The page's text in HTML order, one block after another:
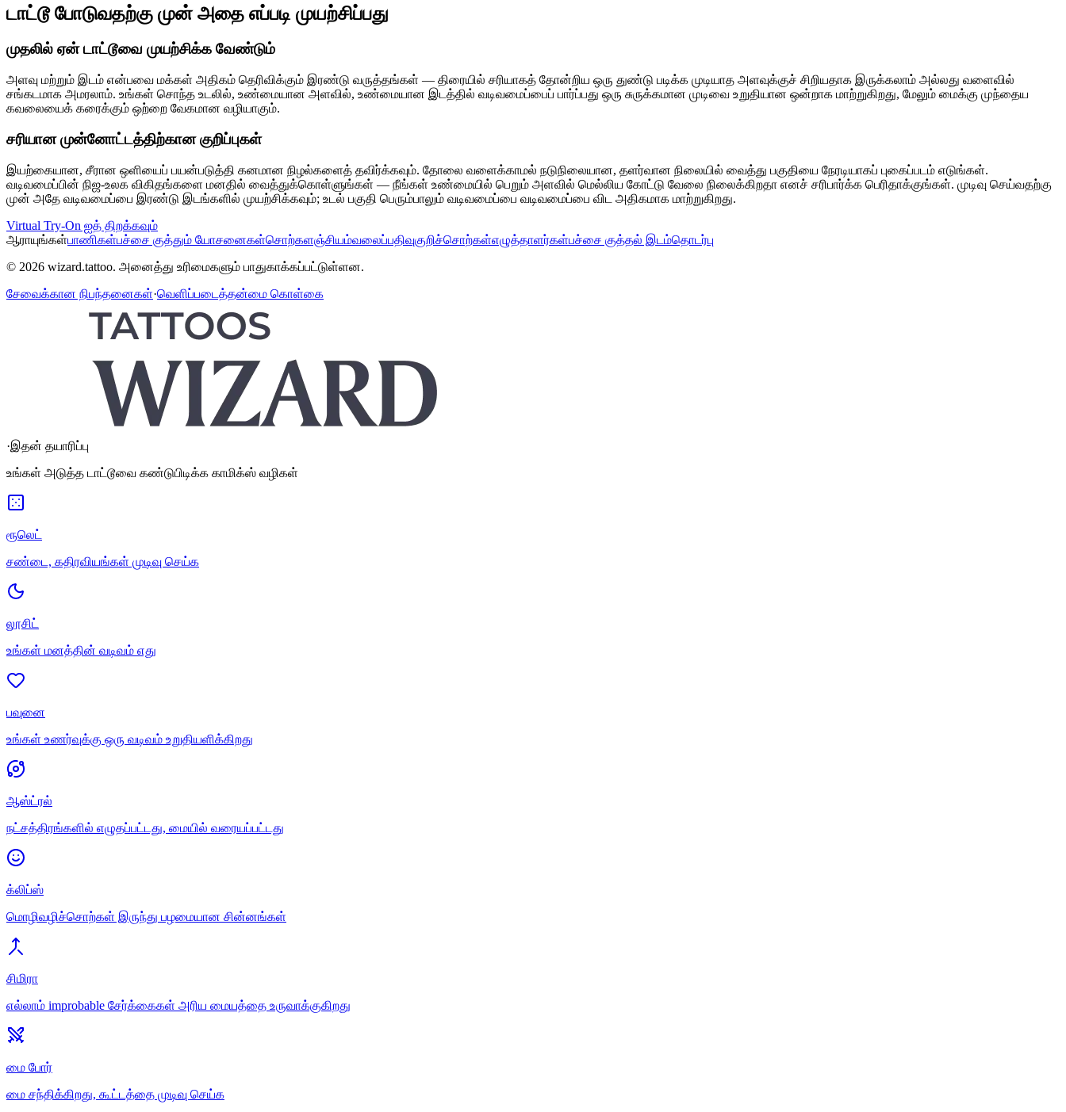
டாட்டூ போடுவதற்கு முன் அதை எப்படி முயற்சிப்பது
முதலில் ஏன் டாட்டூவை முயற்சிக்க வேண்டும்
அளவு மற்றும் இடம் என்பவை மக்கள் அதிகம் தெரிவிக்கும் இரண்டு வருத்தங்கள் — திரையில் சரியாகத் தோன்றிய ஒரு துண்டு படிக்க முடியாத அளவுக்குச் சிறியதாக இருக்கலாம் அல்லது வளைவில்
சங்கடமாக அமரலாம். உங்கள் சொந்த உடலில், உண்மையான அளவில், உண்மையான இடத்தில் வடிவமைப்பைப் பார்ப்பது ஒரு சுருக்கமான முடிவை உறுதியான ஒன்றாக மாற்றுகிறது, மேலும் மைக்கு முந்தைய
கவலையைக் கரைக்கும் ஒற்றை வேகமான வழியாகும்.
சரியான முன்னோட்டத்திற்கான குறிப்புகள்
இயற்கையான, சீரான ஒளியைப் பயன்படுத்தி கனமான நிழல்களைத் தவிர்க்கவும். தோலை வளைக்காமல் நடுநிலையான, தளர்வான நிலையில் வைத்து பகுதியை நேரடியாகப் புகைப்படம் எடுங்கள்.
வடிவமைப்பின் நிஜ-உலக விகிதங்களை மனதில் வைத்துக்கொள்ளுங்கள் — நீங்கள் உண்மையில் பெறும் அளவில் மெல்லிய கோட்டு வேலை நிலைக்கிறதா எனச் சரிபார்க்க பெரிதாக்குங்கள். முடிவு செய்வதற்கு
முன் அதே வடிவமைப்பை இரண்டு இடங்களில் முயற்சிக்கவும்; உடல் பகுதி பெரும்பாலும் வடிவமைப்பை வடிவமைப்பை விட அதிகமாக மாற்றுகிறது.
Virtual Try-On ஐத் திறக்கவும்
ஆராயுங்கள்பாணிகள்பச்சை குத்தும் யோசனைகள்சொற்களஞ்சியம்வலைப்பதிவுகுறிச்சொற்கள்எழுத்தாளர்கள்பச்சை குத்தல் இடம்தொடர்பு
© 2026 wizard.tattoo. அனைத்து உரிமைகளும் பாதுகாக்கப்பட்டுள்ளன.
சேவைக்கான நிபந்தனைகள்·வெளிப்படைத்தன்மை கொள்கை
·இதன் தயாரிப்பு
உங்கள் அடுத்த டாட்டூவை கண்டுபிடிக்க காமிக்ஸ் வழிகள்
ரூலெட்
சண்டை, கதிரவியங்கள் முடிவு செய்க
லூசிட்
உங்கள் மனத்தின் வடிவம் எது
பவுனை
உங்கள் உணர்வுக்கு ஒரு வடிவம் உறுதியளிக்கிறது
ஆஸ்ட்ரல்
நட்சத்திரங்களில் எழுதப்பட்டது, மையில் வரையப்பட்டது
க்லிப்ஸ்
மொழிவழிச்சொற்கள் இருந்து பழமையான சின்னங்கள்
சிமிரா
எல்லாம் improbable சேர்க்கைகள் அரிய மையத்தை உருவாக்குகிறது
மை போர்
மை சந்திக்கிறது, கூட்டத்தை முடிவு செய்க